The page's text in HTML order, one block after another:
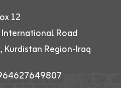
12
Road
Kurdistan Region-Iraq